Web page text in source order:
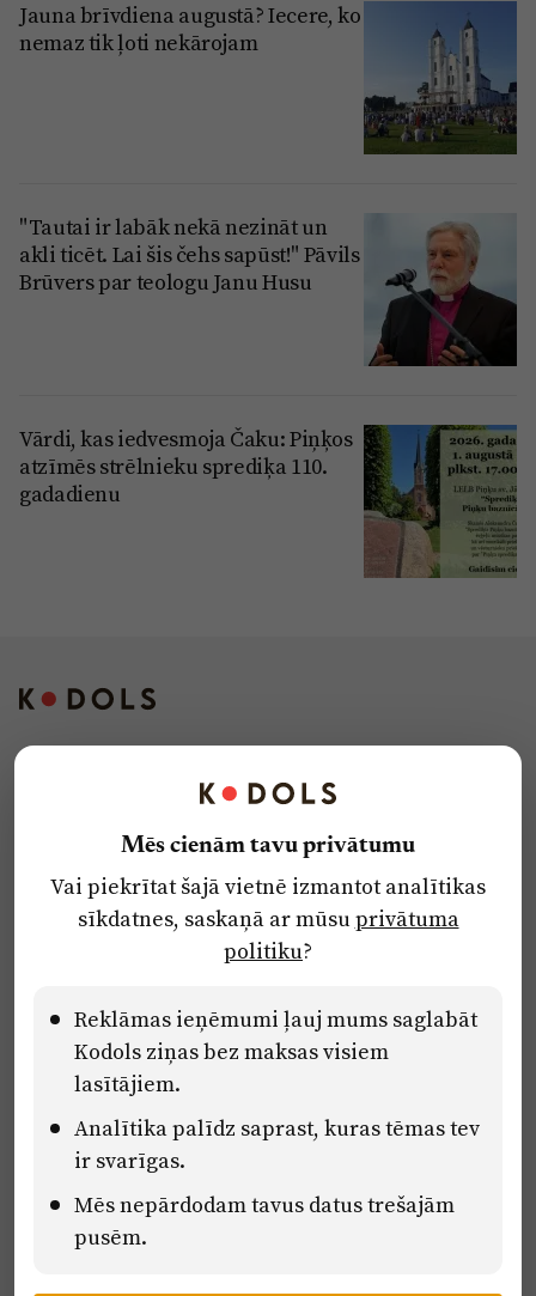
Jauna brīvdiena augustā? Iecere, ko
nemaz tik ļoti nekārojam
"Tautai ir labāk nekā nezināt un
akli ticēt. Lai šis čehs sapūst!" Pāvils
Brūvers par teologu Janu Husu
Vārdi, kas iedvesmoja Čaku: Piņķos
atzīmēs strēlnieku sprediķa 110.
gadadienu
Privātuma politika
Ētikas kodekss
Pārredzamības paziņojumi
Eiropas Savienības Atveseļošanas un noturības mehānisma plāna
2.2. reformu un investīciju virziena “Uzņēmumu digitālā
transformācija un inovācijas” 2.2.1.5.i. investīcijas “Mediju nozares
uzņēmumu digitālās transformācijas veicināšana” pasākuma
“Mācības mediju nozares speciālistu digitālās kompetences un
zināšanu pilnveidošanai” projektā Latvijas Mediju nozares
Mēs cienām tavu privātumu
Vai piekrītat šajā vietnē izmantot analītikas
sīkdatnes, saskaņā ar mūsuprivātuma
politiku?
Reklāmas ieņēmumi ļauj mums saglabāt
Kodols ziņas bez maksas visiem
lasītājiem.
Analītika palīdz saprast, kuras tēmas tev
ir svarīgas.
Mēs nepārdodam tavus datus trešajām
pusēm.